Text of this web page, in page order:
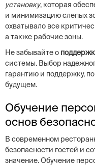
установку, которая
и минимизацию слепых
охватывало все
а также рабочие зоны.
Не забывайте о
системы. Выбор
гарантию и поддержку,
будущем.
Обучение
основ
В современном
безопасности гостей и
значение. Обучение